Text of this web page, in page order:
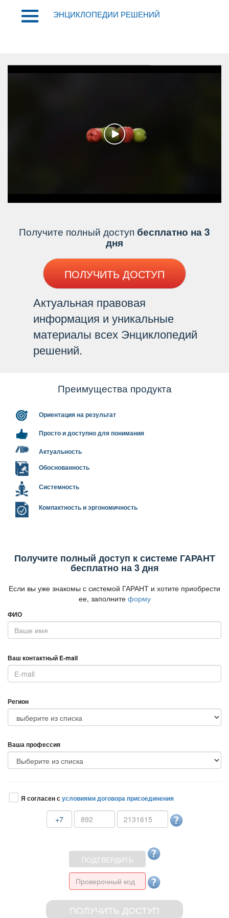
ЭНЦИКЛОПЕДИИ РЕШЕНИЙ
Получите полный доступ есплатно на 3
дня
ПОЛУЧИТЬ ДОСТУП
Актуальная правовая
информация и уникальные
материалы всех Энциклопедий
решений.
Преимущества продукта
Ориентация на результат
Просто и доступно для понимания
Актуальность
Обоснованность
Системность
Компактность и эргономичность
Получите полный доступ к системе ГАРАНТ
есплатно на 3 дня
Если вы уже знакомы с системой ГАРАНТ и хотите приобрести
ее, заполните форму
ФИО
аш контактный E-mail
Регион
аша профессия
Я согласен сусловиями договора присоединения
+7